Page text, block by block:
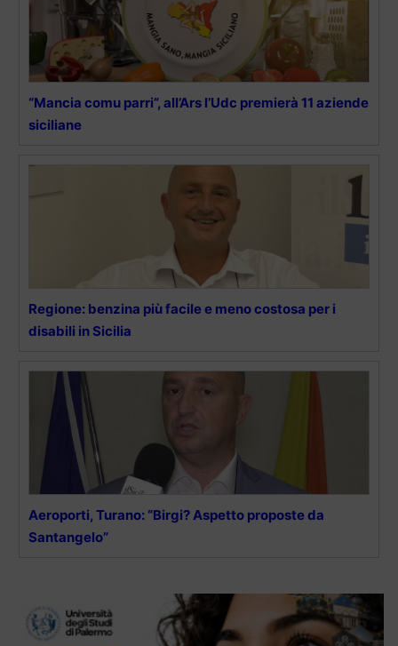
“Mancia comu parri”, all’Ars l’Udc premierà 11 aziende
siciliane
Regione: benzina più facile e meno costosa per i
disabili in Sicilia
Aeroporti, Turano: “Birgi? Aspetto proposte da
Santangelo”